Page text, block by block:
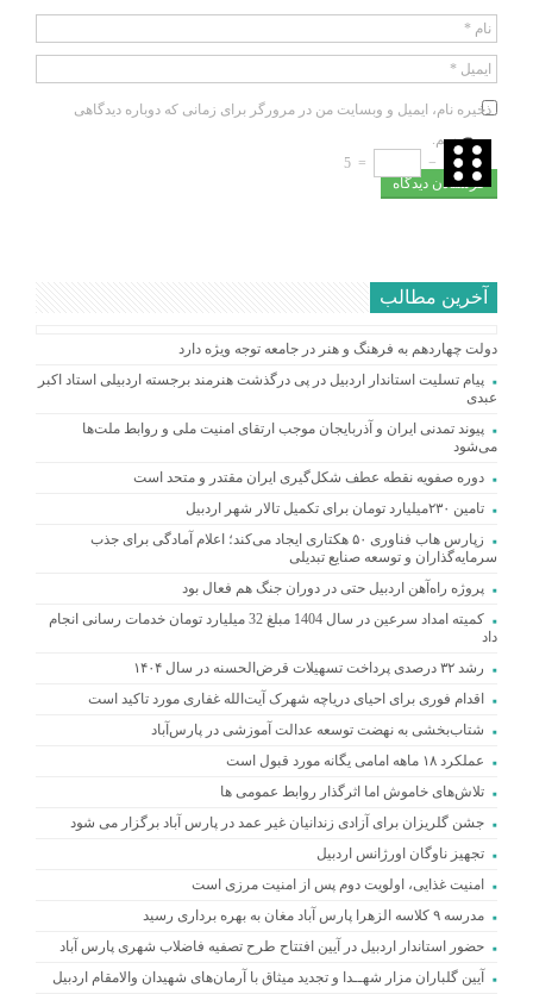
نام *
ایمیل *
ذخیره نام، ایمیل و وبسایت من در مرورگر برای زمانی که دوباره دیدگاهی
می‌نویسم.
−
=
5
آخرین مطالب
دولت چهاردهم به فرهنگ و هنر در جامعه توجه ویژه دارد
پیام تسلیت استاندار اردبیل در پی درگذشت هنرمند برجسته اردبیلی استاد اکبر
عبدی
پیوند تمدنی ایران و آذربایجان موجب ارتقای امنیت ملی و روابط ملت‌ها
می‌شود
دوره صفویه نقطه عطف شکل‌گیری ایران مقتدر و متحد است
تامین ۲۳۰میلیارد تومان برای تکمیل تالار شهر اردبیل
زپارس هاب فناوری ۵۰ هکتاری ایجاد می‌کند؛ اعلام آمادگی برای جذب
سرمایه‌گذاران و توسعه صنایع تبدیلی
پروژه راه‌آهن اردبیل حتی در دوران جنگ هم فعال بود
کمیته امداد سرعین در سال 1404 مبلغ 32 میلیارد تومان خدمات رسانی انجام
داد
رشد ۳۲ درصدی پرداخت تسهیلات قرض‌الحسنه در سال ۱۴۰۴
اقدام فوری برای احیای دریاچه شهرک آیت‌الله غفاری مورد تاکید است
شتاب‌بخشی به نهضت توسعه عدالت آموزشی در پارس‌آباد
عملکرد ۱۸ ماهه امامی یگانه مورد قبول است
تلاش‌های خاموش اما اثرگذار روابط عمومی ها
جشن گلریزان برای آزادی زندانیان غیر عمد در پارس آباد برگزار می شود
تجهیز ناوگان اورژانس اردبیل
امنیت غذایی، اولویت دوم پس از امنیت مرزی است
مدرسه ۹ کلاسه الزهرا پارس آباد مغان به بهره برداری رسید
حضور استاندار اردبیل در آیین افتتاح طرح تصفیه فاضلاب شهری پارس آباد
آیین گلباران مزار شهــدا و تجدید میثاق با آرمان‌های شهیدان والامقام اردبیل